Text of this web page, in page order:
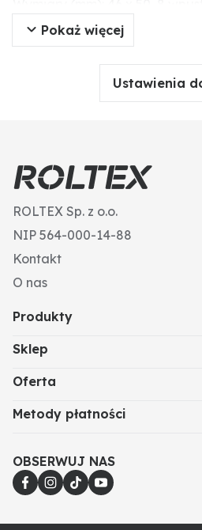
Pokaż więcej
Ustawienia
ROLTEX Sp. z o.o.
NIP 564-000-14-88
Kontakt
O nas
Produkty
Sklep
Oferta
Metody płatności
OBSERWUJ NAS